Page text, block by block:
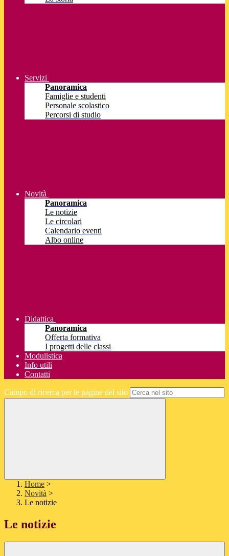
Servizi
Panoramica
Famiglie e studenti
Personale scolastico
Percorsi di studio
Novità
Panoramica
Le notizie
Le circolari
Calendario eventi
Albo online
Didattica
Panoramica
Offerta formativa
I progetti delle classi
Modulistica
Info utili
Contatti
Campo di ricerca per le pagine del sito
Home >
Novità >
Le notizie
Le notizie